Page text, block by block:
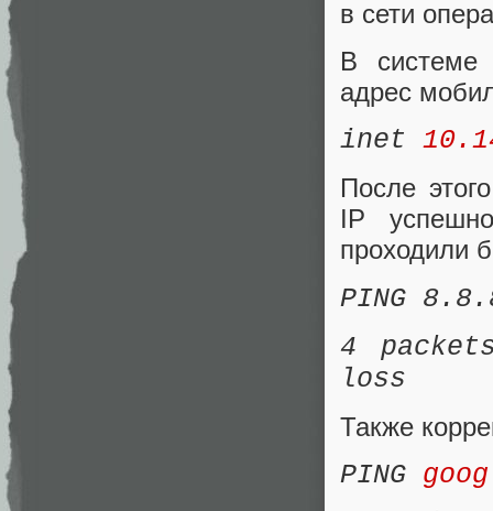
в сети
В системе
адрес
inet
После
IP
проходили
PING
4
loss
Также
PING